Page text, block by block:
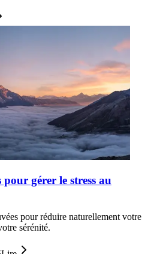
gérer le stress au
pour réduire naturellement votre
sérénité.